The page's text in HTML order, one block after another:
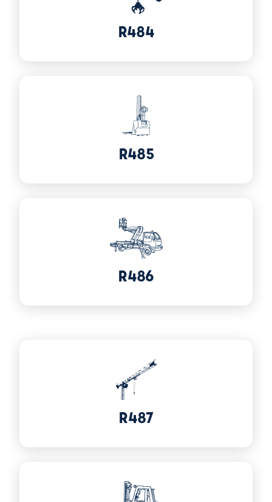
R484
R485
R486
R487